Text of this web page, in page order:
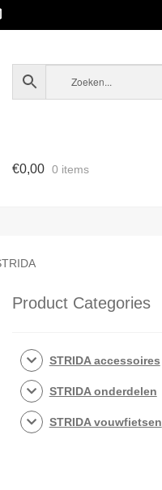
€0,00 0 items
Product Categories
STRIDA accessoires
STRIDA onderdelen
STRIDA vouwfietsen